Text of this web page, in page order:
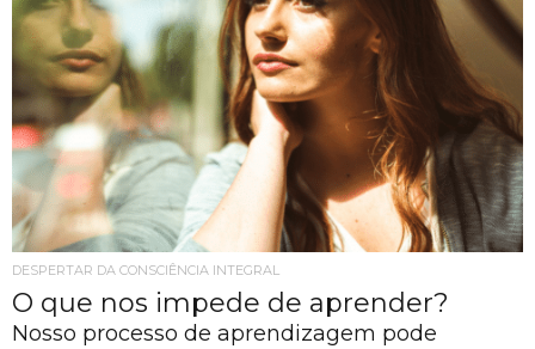
DESPERTAR DA CONSCIÊNCIA INTEGRAL
O que nos impede de aprender?
Nosso processo de aprendizagem pode